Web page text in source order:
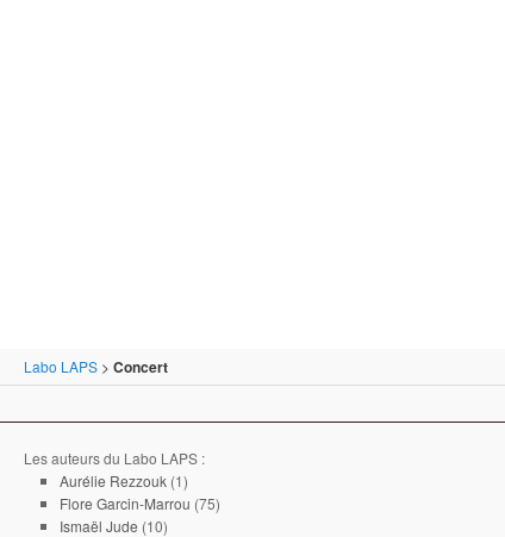
Labo LAPS > Concert
Les auteurs du Labo LAPS :
Aurélie Rezzouk (1)
Flore Garcin-Marrou (75)
Ismaël Jude (10)